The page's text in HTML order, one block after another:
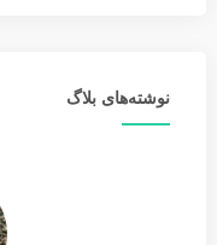
نوشته‌های بلاگ